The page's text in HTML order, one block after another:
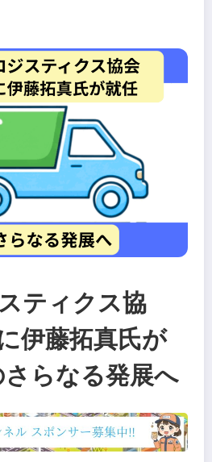
ティクス協
伊藤拓真氏が
らなる発展へ